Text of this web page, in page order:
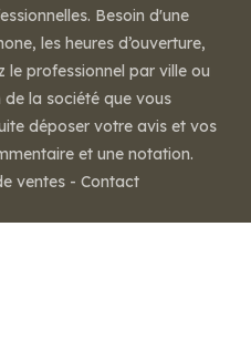
Besoin d'une
les heures d’ouverture,
le professionnel par ville ou
la société que vous
déposer votre avis et vos
et une notation.
ventes - Contact